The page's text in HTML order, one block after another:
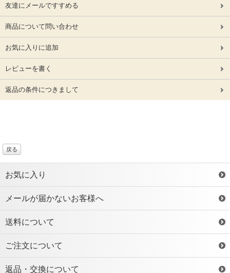
友達にメールですすめる
商品について問い合わせ
お気に入りに追加
レビューを書く
返品の条件につきまして
戻る
お気に入り
メールが届かないお客様へ
送料について
ご注文について
返品・交換について